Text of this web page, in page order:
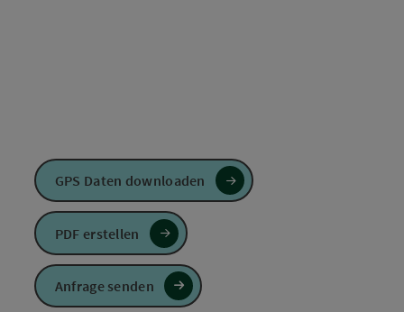
GPS Daten downloaden
PDF erstellen
Anfrage senden